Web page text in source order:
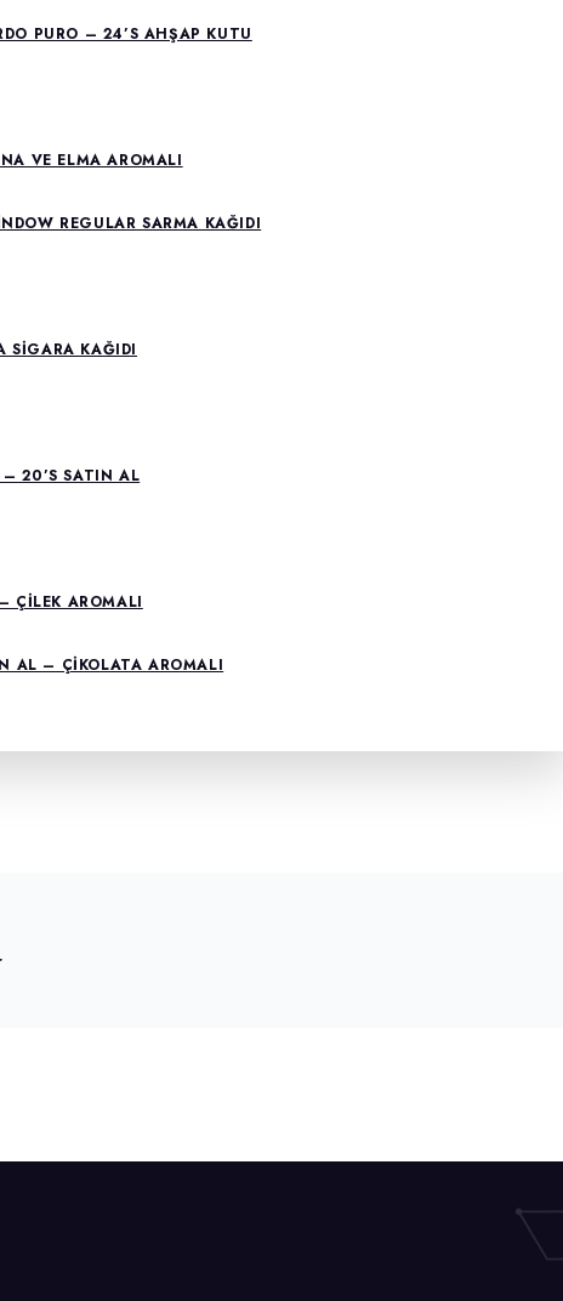
PURO – 24’S AHŞAP KUTU
VE ELMA AROMALI
REGULAR SARMA KAĞIDI
SIGARA KAĞIDI
– 20’S SATIN AL
ÇILEK AROMALI
AL – ÇIKOLATA AROMALI